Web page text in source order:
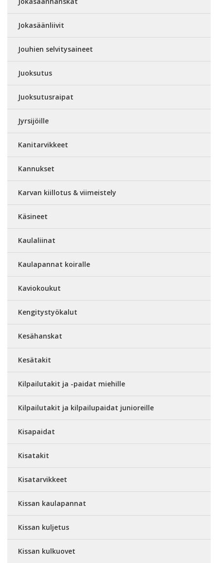
Jokasäänliivit
Jouhien selvitysaineet
Juoksutus
Juoksutusraipat
Jyrsijöille
Kanitarvikkeet
Kannukset
Karvan kiillotus & viimeistely
Käsineet
Kaulaliinat
Kaulapannat koiralle
Kaviokoukut
Kengitystyökalut
Kesähanskat
Kesätakit
Kilpailutakit ja -paidat miehille
Kilpailutakit ja kilpailupaidat junioreille
Kisapaidat
Kisatakit
Kisatarvikkeet
Kissan kaulapannat
Kissan kuljetus
Kissan kulkuovet